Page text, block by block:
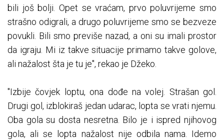
bili još bolji. Opet se vraćam, prvo poluvrijeme smo
strašno odigrali, a drugo poluvrijeme smo se bezveze
povukli. Bili smo previše nazad, a oni su imali prostor
da igraju. Mi iz takve situacije primamo takve golove,
ali nažalost šta je tu je", rekao je Džeko.
"Izbije čovjek loptu, ona dođe na volej. Strašan gol.
Drugi gol, izblokiraš jedan udarac, lopta se vrati njemu.
Oba gola su dosta nesretna. Bilo je i ispred njihovog
gola, ali se lopta nažalost nije odbila nama. Idemo